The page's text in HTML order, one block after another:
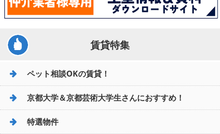
賃貸特集
ペット相談OKの賃貸！
京都大学＆京都芸術大学生さんにおすすめ！
特選物件